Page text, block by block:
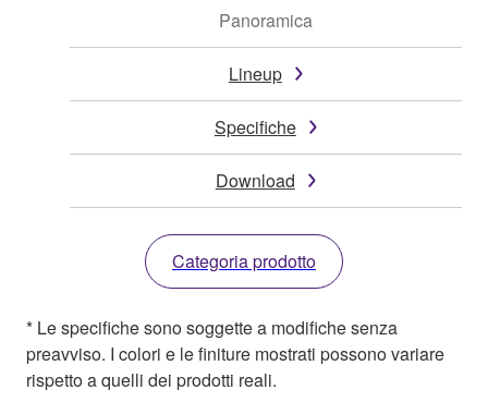
Panoramica
Lineup
Specifiche
Download
Categoria prodotto
* Le specifiche sono soggette a modifiche senza
preavviso. I colori e le finiture mostrati possono variare
rispetto a quelli dei prodotti reali.